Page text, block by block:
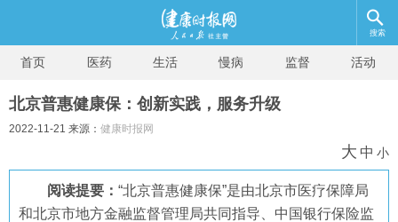
搜索
首页 医药 生活 慢病 监督 活动
北京普惠健康保：创新实践，服务升级
2022-11-21 来源： 健康时报网
大 中 小
阅读提要： “北京普惠健康保”是由北京市医疗保障局
和北京市地方金融监督管理局共同指导、中国银行保险监